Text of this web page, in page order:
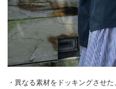
・異なる素材をドッキングさせ